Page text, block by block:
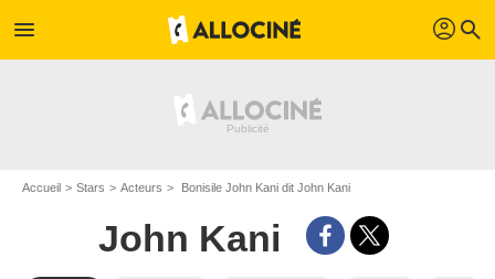
menu profil search
Accueil Stars Acteurs Bonisile John Kani dit John Kani
John Kani